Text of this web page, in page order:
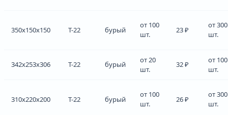
350x150x150 Т-22 бурый
от 100
шт.
23 ₽
от 300
шт.
342x253x306 Т-22 бурый
от 20
шт.
32 ₽
от 100
шт.
310x220x200 Т-22 бурый
от 100
шт.
26 ₽
от 300
шт.